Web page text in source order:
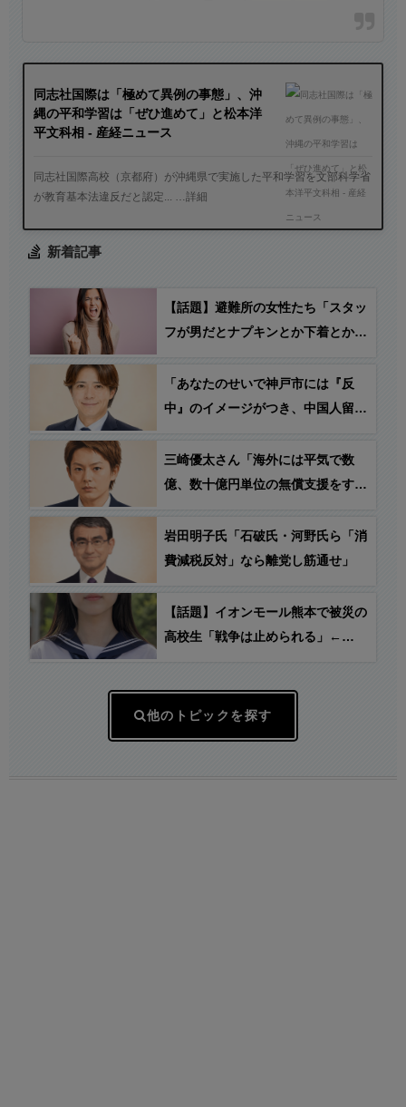
同志社国際は「極めて異例の事態」、沖
縄の平和学習は「ぜひ進めて」と松本洋
平文科相 - 産経ニュース
同志社国際高校（京都府）が沖縄県で実施した平和学習を文部科学省
が教育基本法違反だと認定... …詳細
新着記事
【話題】避難所の女性たち「スタッ
フが男だとナプキンとか下着とか受
らがスタッフやらないからだろ」
「あなたのせいで神戸市には『反
中』のイメージがつき、中国人留学
て、神戸に来なくなる！」→ うえ
はた のりひろ神戸市会議員
三崎優太さん「海外には平気で数
億、数十億円単位の無償支援をする
円の貸付なの？税金って、こういう
時のためにあるんじゃないの？」
岩田明子氏「石破氏・河野氏ら「消
費減税反対」なら離党し筋通せ」
【話題】イオンモール熊本で被災の
高校生「戦争は止められる」←
他のトピックを探す